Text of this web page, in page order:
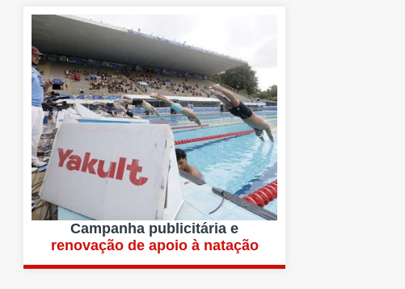
Campanha publicitária e
renovação de apoio à natação